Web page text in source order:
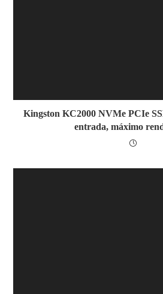
Kingston KC2000 NVMe PCIe
entrada, máximo